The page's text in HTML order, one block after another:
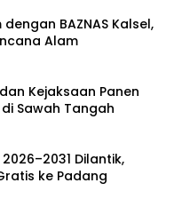
dengan BAZNAS Kalsel,
Alam
Kejaksaan Panen
Sawah Tangah
Dilantik,
ke Padang